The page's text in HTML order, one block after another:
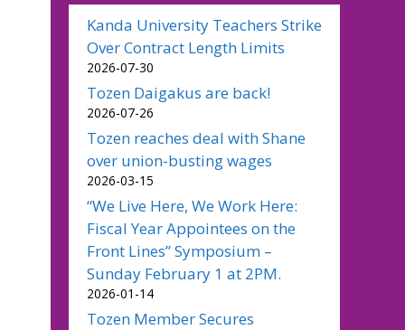
Kanda University Teachers Strike
Over Contract Length Limits
2026-07-30
Tozen Daigakus are back!
2026-07-26
Tozen reaches deal with Shane
over union-busting wages
2026-03-15
“We Live Here, We Work Here:
Fiscal Year Appointees on the
Front Lines” Symposium –
Sunday February 1 at 2PM.
2026-01-14
Tozen Member Secures